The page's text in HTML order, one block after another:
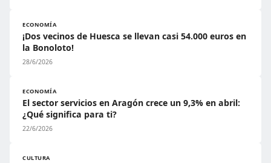
ECONOMÍA
¡Dos vecinos de Huesca se llevan casi 54.000 euros en
la Bonoloto!
28/6/2026
ECONOMÍA
El sector servicios en Aragón crece un 9,3% en abril:
¿Qué significa para ti?
22/6/2026
CULTURA